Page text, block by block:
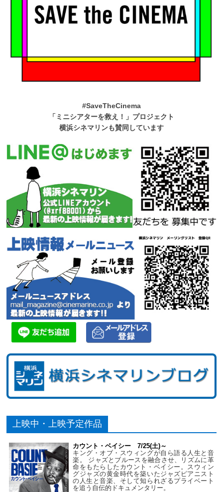
#SaveTheCinema
「ミニシアターを救え！」プロジェクト
横浜シネマリンも賛同しています
上映中・上映予定作品
カウント・ベイシー 7/25(土)～
キング・オブ・スウィングが自ら語る人生と音
楽。 ジャズとブルースを融合させ、リズムに革
命をもたらしたカウント・ベイシー。スウィン
グジャズの黄金時代を築いたジャズピアニスト
の人生と音楽、そして知られざるプライベート
を追う自伝的ドキュメンタリー。